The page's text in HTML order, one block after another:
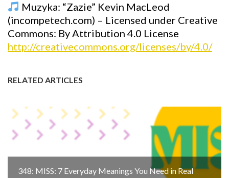
Muzyka: “Zazie” Kevin MacLeod
(incompetech.com) – Licensed under Creative
Commons: By Attribution 4.0 License
http://creativecommons.org/licenses/by/4.0/
RELATED ARTICLES
348: MISS: 7 Everyday Meanings You Need in Real